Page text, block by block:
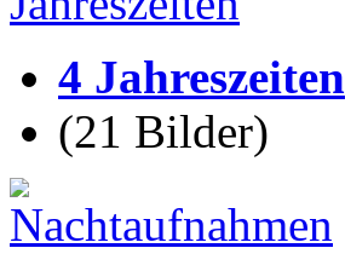
4 Jahreszeiten
(21 Bilder)